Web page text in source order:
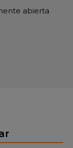
abierta